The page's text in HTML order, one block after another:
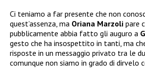
Ci teniamo a far presente che non
quest’assenza, ma Oriana Marzoli pare
pubblicamente abbia fatto gli auguro a
gesto che ha insospettito in tanti, ma
risposte in un messaggio privato tra le
comunque non siamo in grado di dirvelo